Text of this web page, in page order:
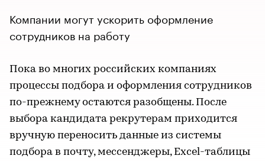
Компании могут ускорить оформление
сотрудников на работу
Пока во многих российских компаниях
процессы подбора и оформления сотрудников
по-прежнему остаются разобщены. После
выбора кандидата рекрутерам приходится
вручную переносить данные из системы
подбора в почту, мессенджеры, Excel-таблицы